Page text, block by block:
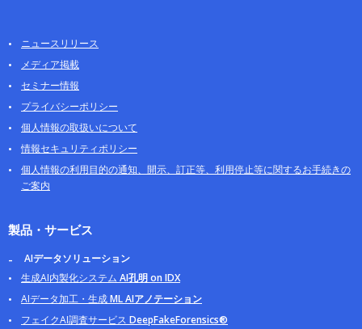
ニュースリリース
メディア掲載
セミナー情報
プライバシーポリシー
個人情報の取扱いについて
情報セキュリティポリシー
個人情報の利用目的の通知、開示、訂正等、利用停止等に関するお手続きの
ご案内
製品・サービス
AIデータソリューション
生成AI内製化システム AI孔明 on IDX
AIデータ加工・生成ML AIアノテーション
フェイクAI調査サービス DeepFakeForensics®